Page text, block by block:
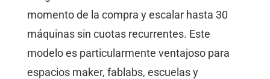
momento de la compra y escalar hasta 30
máquinas sin cuotas recurrentes. Este
modelo es particularmente ventajoso para
espacios maker, fablabs, escuelas y